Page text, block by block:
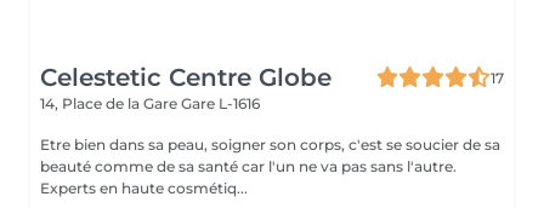
Celestetic Centre Globe
17
14, Place de la Gare Gare L-1616
Etre bien dans sa peau, soigner son corps, c'est se soucier de sa
beauté comme de sa santé car l'un ne va pas sans l'autre.
Experts en haute cosmétiq...